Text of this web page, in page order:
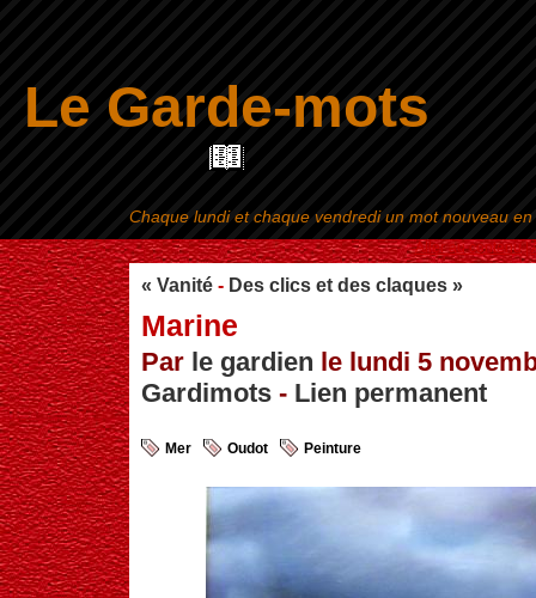
Le Garde-mots
Aller au contenu|
« Vanité - Des clics et des claques »
Marine
Par le gardien le lundi 5
Gardimots - Lien permanent
Mer Oudot Peinture
Chaque lundi et chaque vendredi un mot nouveau